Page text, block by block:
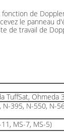
de
le panneau
de travail de
TuffSat, Ohmeda
N-395, N-550, N-
MS-7, MS-5)